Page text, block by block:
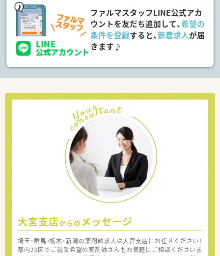
ファルマスタッフLINE公式アカ
ウントを友だち追加して、希望の
条件を登録すると、新着求人が届
きます♪
大宮支店からの メッセージ
埼玉・群馬・栃木・新潟の薬剤師求人は大宮支店にお任せください！
都内23区でご就業希望の薬剤師さんもお気軽にご相談くださいま